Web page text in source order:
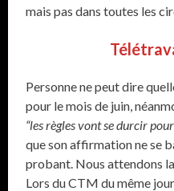
mais pas dans toutes les
Personne ne peut dire
pour le mois de juin,
“les règles vont se durcir
que son affirmation ne se
probant. Nous attendons
Lors du CTM du même